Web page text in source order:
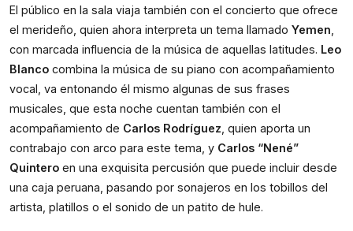
El público en la sala viaja también con el concierto que ofrece
el merideño, quien ahora interpreta un tema llamado Yemen
con marcada influencia de la música de aquellas latitudes. Leo
Blanco combina la música de su piano con acompañamiento
vocal, va entonando él mismo algunas de sus frases
musicales, que esta noche cuentan también con el
acompañamiento de Carlos Rodríguez , quien aporta un
contrabajo con arco para este tema, y Carlos “Nené”
Quintero en una exquisita percusión que puede incluir desde
una caja peruana, pasando por sonajeros en los tobillos del
artista, platillos o el sonido de un patito de hule.